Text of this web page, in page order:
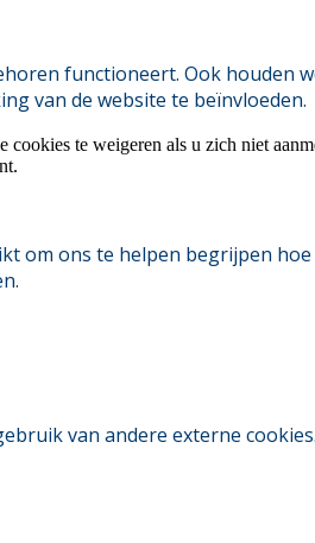
functioneert. Ook houden
van de website te beïnvloeden.
te weigeren als u zich niet
om ons te helpen begrijpen
van andere externe